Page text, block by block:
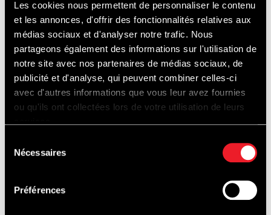
Les cookies nous permettent de personnaliser le contenu
et les annonces, d'offrir des fonctionnalités relatives aux
médias sociaux et d'analyser notre trafic. Nous
partageons également des informations sur l'utilisation de
notre site avec nos partenaires de médias sociaux, de
publicité et d'analyse, qui peuvent combiner celles-ci
avec d'autres informations que vous leur avez fournies
ou qu'ils ont collectées lors de votre utilisation de leurs
Nécessaires
Préférences
*Entrée par La Source (Route du Circuit)
Si vous ne venez pas en Porsche, suivre les
indications "No Porsche", les parkings
officiels sont disponibles au prix de 8€ sur
place.
* Les paddocks, les boxes, les Tribunes F1,
Raidillon, terrasses des boxes endurance,
etc... seront accessibles au public, vous
aurez aussi accès aux chemins autour de la